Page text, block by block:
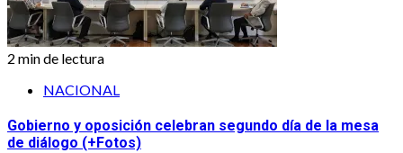
2 min de lectura
NACIONAL
Gobierno y oposición celebran segundo día de la mesa
de diálogo (+Fotos)